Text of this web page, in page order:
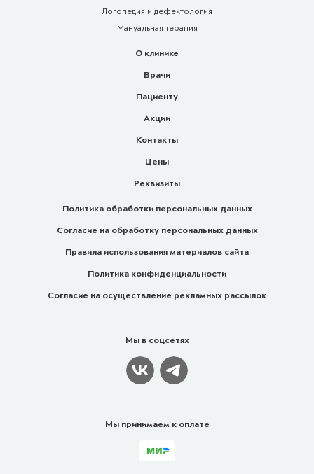
Логопедия и дефектология
Мануальная терапия
О клинике
Врачи
Пациенту
Акции
Контакты
Цены
Реквизиты
Политика обработки персональных данных
Согласие на обработку персональных данных
Правила использования материалов сайта
Политика конфиденциальности
Согласие на осуществление рекламных рассылок
Мы в соцсетях
Мы принимаем к оплате